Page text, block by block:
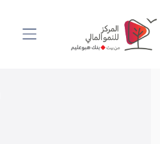
to
header
to
main
content
to
footer